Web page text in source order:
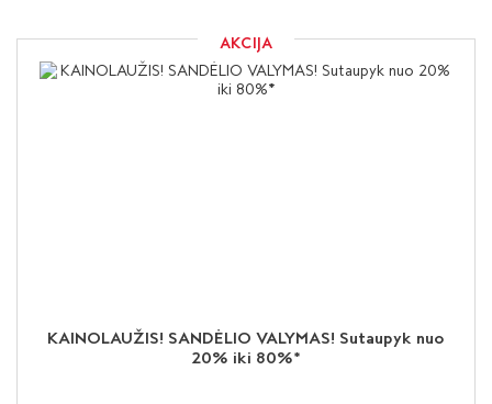
AKCIJA
KAINOLAUŽIS! SANDĖLIO VALYMAS! Sutaupyk nuo
20% iki 80%*